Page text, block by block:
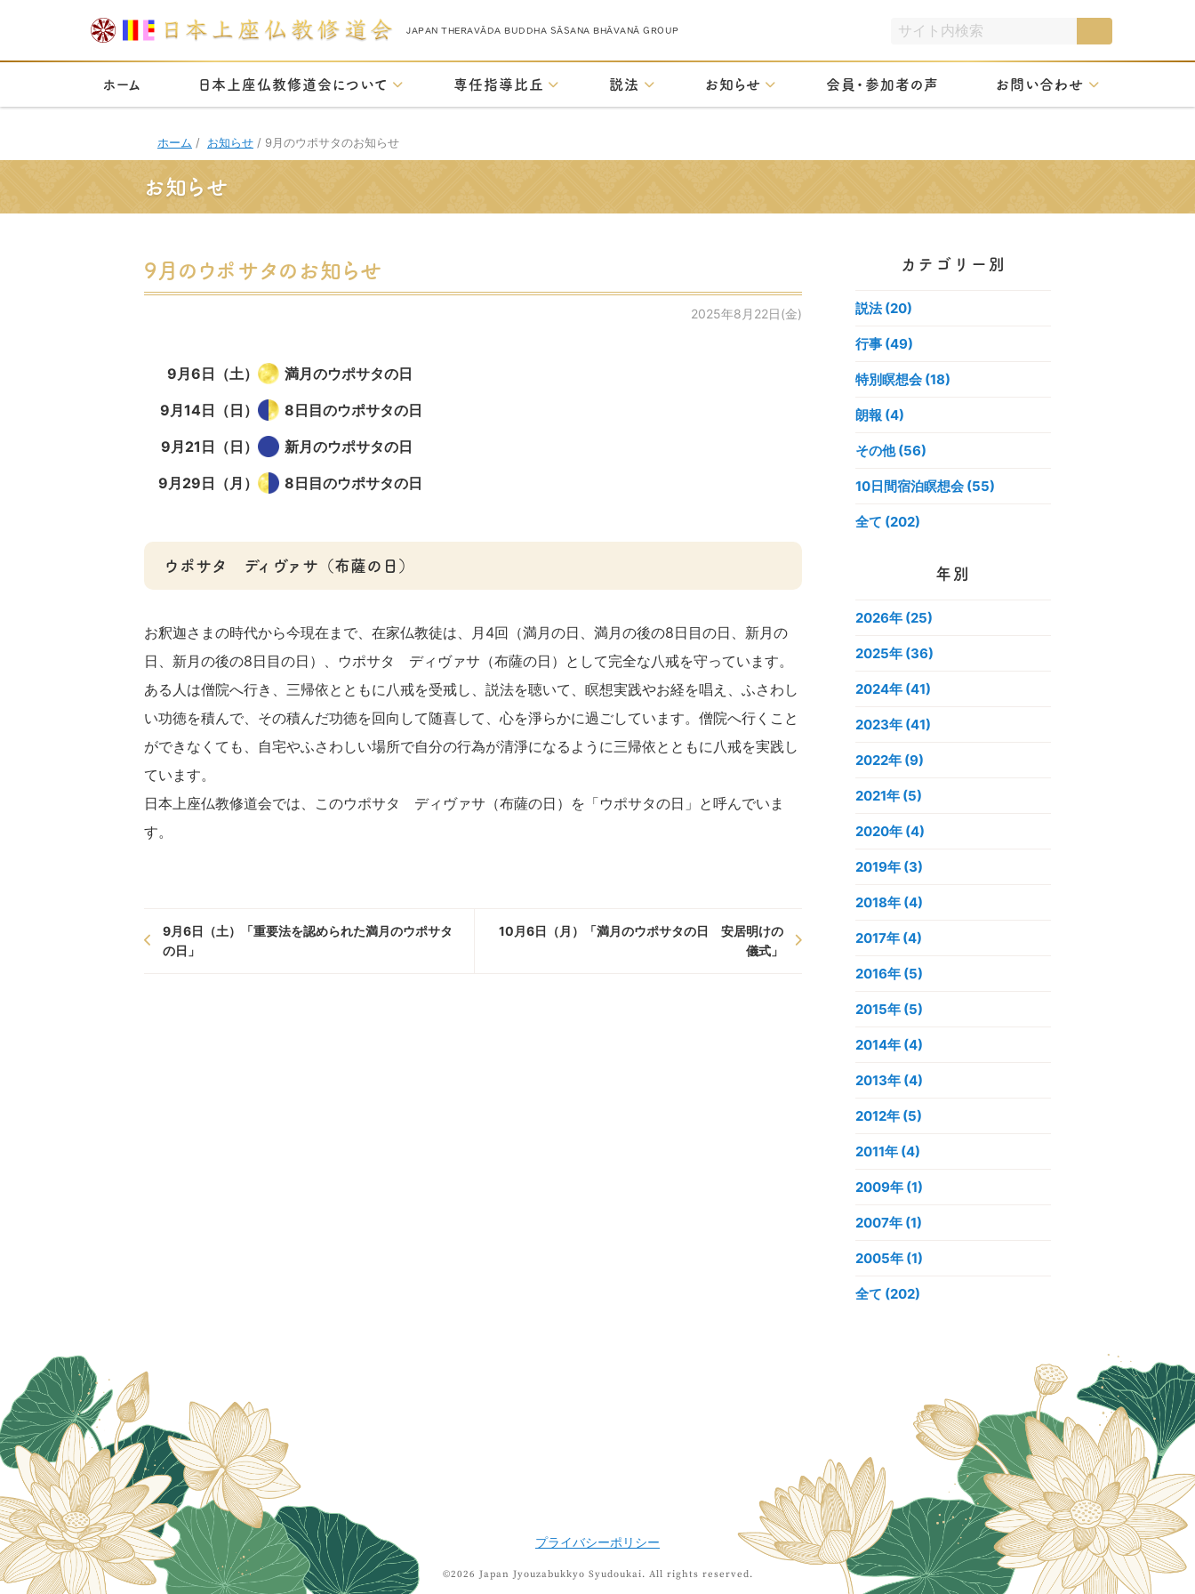
JAPAN THERAVĀDA BUDDHA SĀSANA BHĀVANĀ GROUP
ホーム 日本上座仏教修道会について 専任指導比丘 説法 お知らせ 会員・参加者の声 お問い合わせ
ホーム / お知らせ / 9月のウポサタのお知らせ
お知らせ
9月のウポサタのお知らせ
2025年8月22日(金)
9月6日（土） 満月のウポサタの日
9月14日（日） 8日目のウポサタの日
9月21日（日） 新月のウポサタの日
9月29日（月） 8日目のウポサタの日
ウポサタ ディヴァサ（布薩の日）
お釈迦さまの時代から今現在まで、在家仏教徒は、月4回（満月の日、満月の後の8日目の日、新月の
日、新月の後の8日目の日）、ウポサタ ディヴァサ（布薩の日）として完全な八戒を守っています。
ある人は僧院へ行き、三帰依とともに八戒を受戒し、説法を聴いて、瞑想実践やお経を唱え、ふさわし
い功徳を積んで、その積んだ功徳を回向して随喜して、心を淨らかに過ごしています。僧院へ行くこと
ができなくても、自宅やふさわしい場所で自分の行為が清淨になるように三帰依とともに八戒を実践し
ています。
日本上座仏教修道会では、このウポサタ ディヴァサ（布薩の日）を「ウポサタの日」と呼んでいま
す。
9月6日（土）「重要法を認められた満月のウポサタ
の日」
10月6日（月）「満月のウポサタの日 安居明けの
儀式」
カテゴリー別
説法 (20)
行事 (49)
特別瞑想会 (18)
朗報 (4)
その他 (56)
10日間宿泊瞑想会 (55)
全て (202)
年別
2026年 (25)
2025年 (36)
2024年 (41)
2023年 (41)
2022年 (9)
2021年 (5)
2020年 (4)
2019年 (3)
2018年 (4)
2017年 (4)
2016年 (5)
2015年 (5)
2014年 (4)
2013年 (4)
2012年 (5)
2011年 (4)
2009年 (1)
2007年 (1)
2005年 (1)
全て (202)
プライバシーポリシー
©2026 Japan Jyouzabukkyo Syudoukai. All rights reserved.